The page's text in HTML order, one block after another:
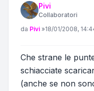
Pivi
Collaboratori
Messaggio
da Pivi »18/01/2008,
Che strane le
schiacciate
(anche se non